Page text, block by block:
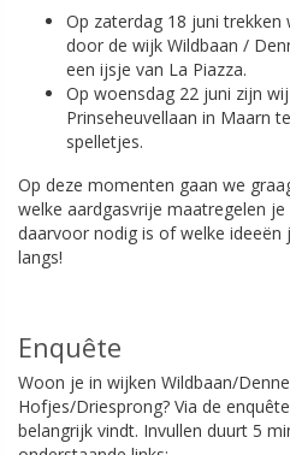
Op zaterdag 18 juni trekken
door de wijk Wildbaan /
een ijsje van La Piazza.
Op woensdag 22 juni zijn
Prinseheuvellaan in Maarn
spelletjes.
Op deze momenten gaan we
welke aardgasvrije maatregelen
daarvoor nodig is of welke
langs!
Enquête
Woon je in wijken Wildbaan/
Hofjes/Driesprong? Via de
belangrijk vindt. Invullen duurt 5